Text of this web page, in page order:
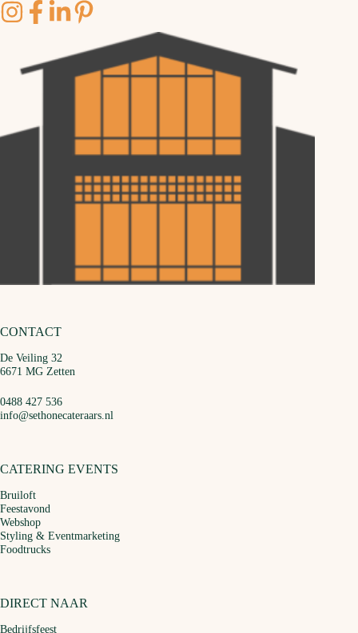
CONTACT
De Veiling 32
6671 MG Zetten
0488 427 536
info@sethonecateraars.nl
CATERING EVENTS
Bruiloft
Feestavond
Webshop
Styling & Eventmarketing
Foodtrucks
DIRECT NAAR
Bedrijfsfeest